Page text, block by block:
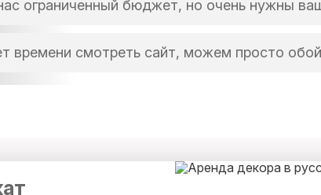
ограниченный бюджет, но очень нужны
ситуации, поскольку альтернатива есть всегда.
времени смотреть сайт, можем просто
обожаем ценить время наших клиентов.